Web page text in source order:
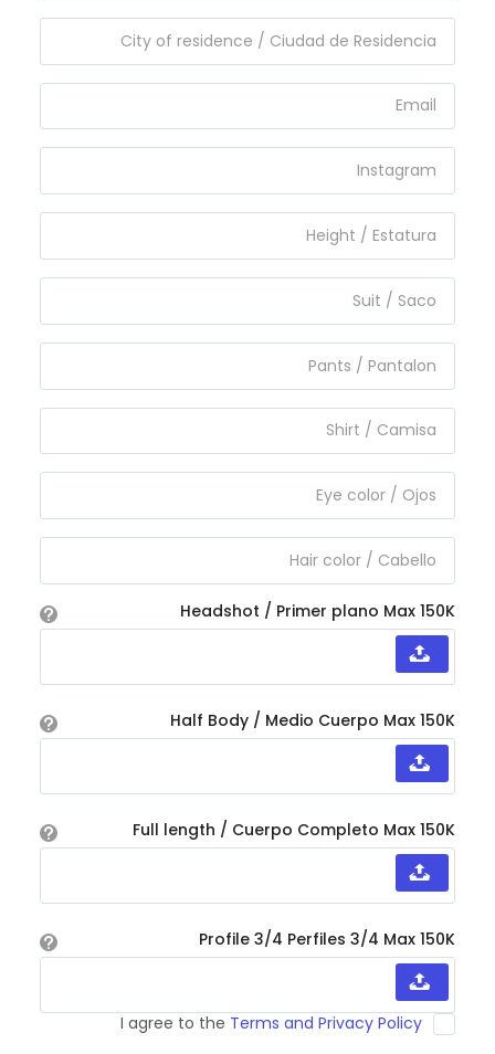
Headshot / Primer plano Max 150K
Half Body / Medio Cuerpo Max 150K
Full length / Cuerpo Completo Max 150K
Profile 3/4 Perfiles 3/4 Max 150K
I agree to the Terms and Privacy Policy